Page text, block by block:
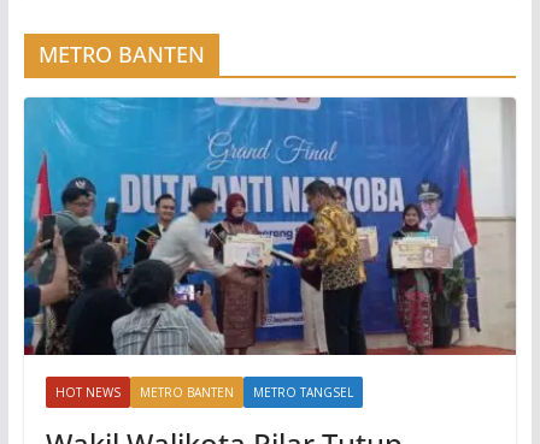
METRO BANTEN
HOT NEWS METRO BANTEN METRO TANGSEL